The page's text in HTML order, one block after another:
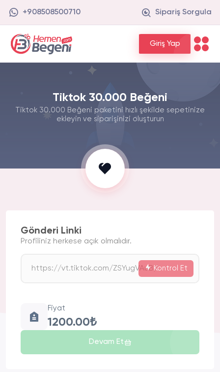
+908508500710 Sipariş Sorgula
Giriş Yap
Tiktok 30.000 Beğeni
Tiktok 30.000 Beğeni paketini hızlı şekilde sepetinize
ekleyin ve siparişinizi oluşturun
Gönderi Linki
Profiliniz herkese açık olmalıdır.
Kontrol Et
Fiyat
1200.00₺
Devam Et